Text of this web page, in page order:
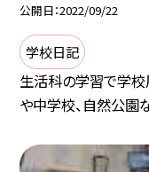
公開日 2022/09/22
学校日記
生活科の学習で学校
や中学校、自然公園